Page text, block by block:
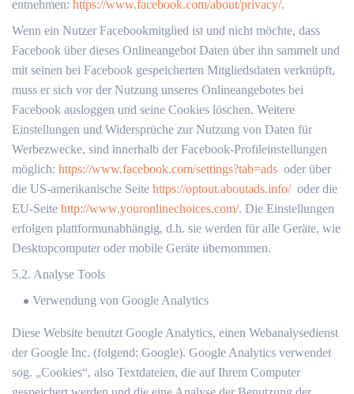
entnehmen: https://www.facebook.com/about/privacy/.
Wenn ein Nutzer Facebookmitglied ist und nicht möchte, dass
Facebook über dieses Onlineangebot Daten über ihn sammelt und
mit seinen bei Facebook gespeicherten Mitgliedsdaten verknüpft,
muss er sich vor der Nutzung unseres Onlineangebotes bei
Facebook ausloggen und seine Cookies löschen. Weitere
Einstellungen und Widersprüche zur Nutzung von Daten für
Werbezwecke, sind innerhalb der Facebook-Profileinstellungen
möglich: https://www.facebook.com/settings?tab=ads oder über
die US-amerikanische Seite https://optout.aboutads.info/oder die
EU-Seite http://www.youronlinechoices.com/. Die Einstellungen
erfolgen plattformunabhängig, d.h. sie werden für alle Geräte, wie
Desktopcomputer oder mobile Geräte übernommen.
5.2. Analyse Tools
Verwendung von Google Analytics
Diese Website benutzt Google Analytics, einen Webanalysedienst
der Google Inc. (folgend: Google). Google Analytics verwendet
sog. „Cookies“, also Textdateien, die auf Ihrem Computer